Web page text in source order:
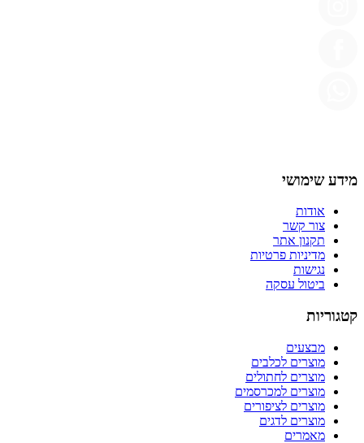
מידע שימושי
אודות
צור קשר
תקנון אתר
מדיניות פרטיות
נגישות
ביטול עסקה
קטגוריות
מבצעים
מוצרים לכלבים
מוצרים לחתולים
מוצרים למכרסמים
מוצרים לציפורים
מוצרים לדגים
מאמרים